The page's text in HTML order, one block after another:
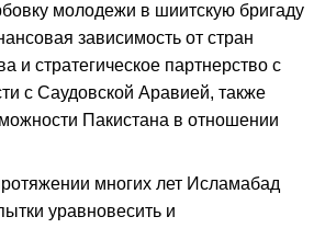
молодежи в шиитскую бригаду
зависимость от стран
и стратегическое партнерство с
с Саудовской Аравией, также
Пакистана в отношении
многих лет Исламабад
уравновесить и